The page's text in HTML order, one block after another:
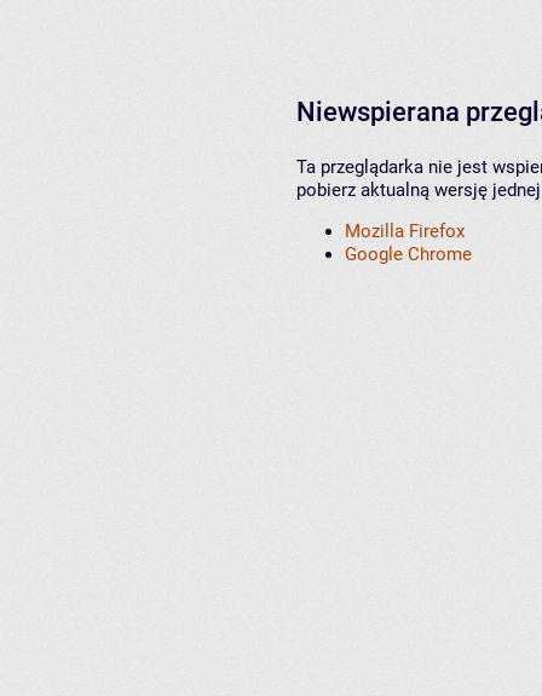
Niewspierana
Ta przeglądarka nie jest
pobierz aktualną wersję
Mozilla Firefox
Google Chrome